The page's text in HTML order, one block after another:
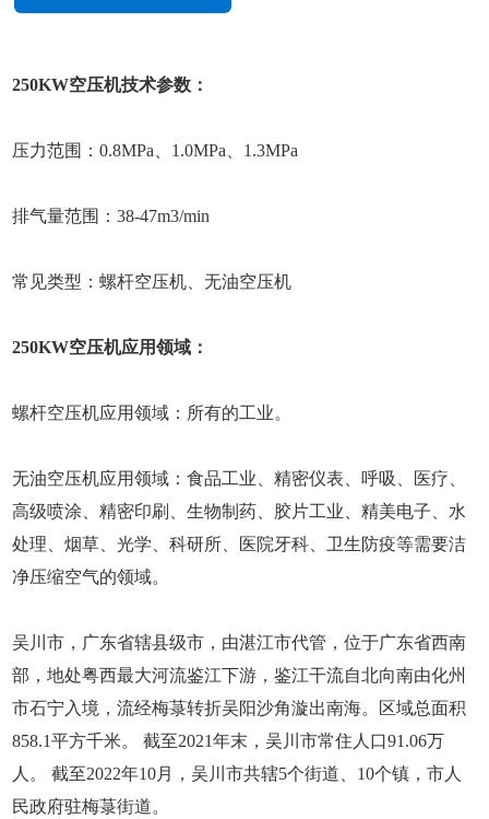
250KW空压机技术参数：
压力范围：0.8MPa、1.0MPa、1.3MPa
排气量范围：38-47m3/min
常见类型：螺杆空压机、无油空压机
250KW空压机应用领域：
螺杆空压机应用领域：所有的工业。
无油空压机应用领域：食品工业、精密仪表、呼吸、医疗、
高级喷涂、精密印刷、生物制药、胶片工业、精美电子、水
处理、烟草、光学、科研所、医院牙科、卫生防疫等需要洁
净压缩空气的领域。
吴川市，广东省辖县级市，由湛江市代管，位于广东省西南
部，地处粤西最大河流鉴江下游，鉴江干流自北向南由化州
市石宁入境，流经梅菉转折吴阳沙角漩出南海。区域总面积
858.1平方千米。 截至2021年末，吴川市常住人口91.06万
人。 截至2022年10月，吴川市共辖5个街道、10个镇，市人
民政府驻梅菉街道。